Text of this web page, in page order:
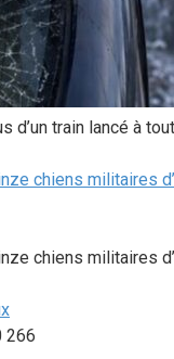
d’un train lancé à
chiens militaires
chiens militaires
266